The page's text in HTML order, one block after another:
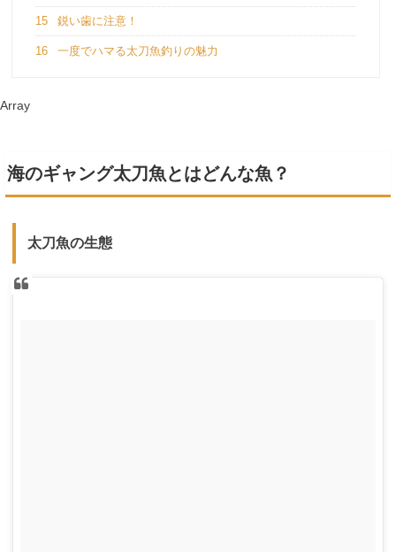
15 鋭い歯に注意！
16 一度でハマる太刀魚釣りの魅力
Array
海のギャング太刀魚とはどんな魚？
太刀魚の生態